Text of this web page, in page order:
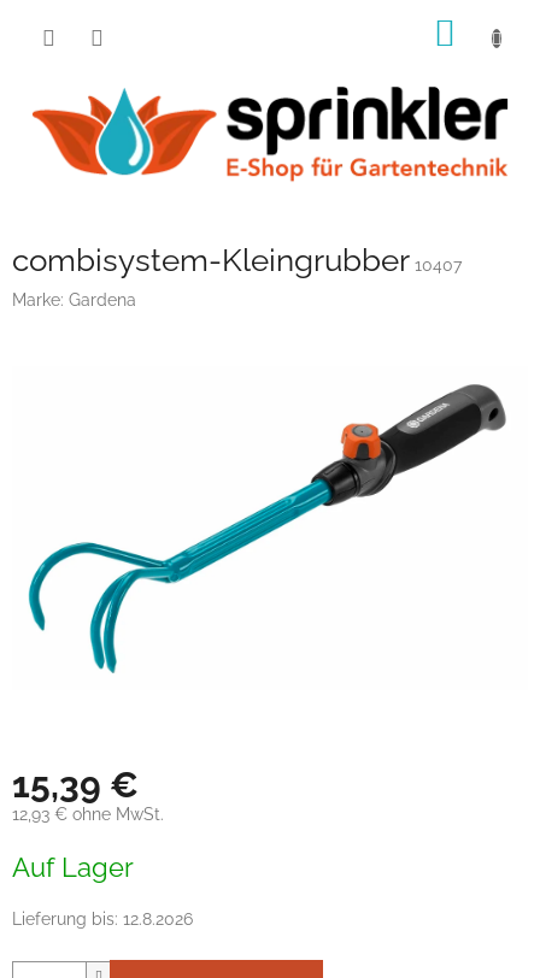
combisystem-Kleingrubber 10407
Marke: Gardena
15,39 €
12,93 € ohne MwSt.
Auf Lager
Lieferung bis: 12.8.2026